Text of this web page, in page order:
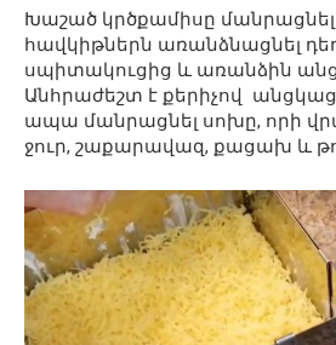
Խաշած կրծքամիսը
հավկիթներն առանձնացնել
սպիտակուցից և առանձին
Անհրաժեշտ է քերիչով
ապա մանրացնել սոխը, որի
ջուր, շաքարավազ, քացախ և